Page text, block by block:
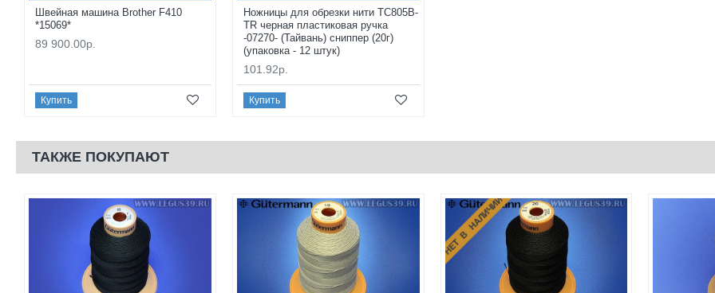
Швейная машина Brother F410
*15069*
89 900.00р.
Купить
Ножницы для обрезки нити TC805B-
TR черная пластиковая ручка
-07270- (Тайвань) сниппер (20г)
(упаковка - 12 штук)
101.92р.
Купить
ТАКЖЕ ПОКУПАЮТ
НЕТ В НАЛИЧИИ